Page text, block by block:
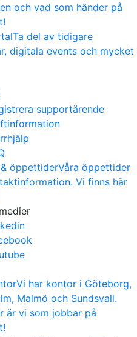
och vad som händer på
Ta del av tidigare
digitala events och mycket
supportärende
öppettiderVåra öppettider
Vi finns här
Vi har kontor i Göteborg,
Malmö och Sundsvall.
är vi som jobbar på